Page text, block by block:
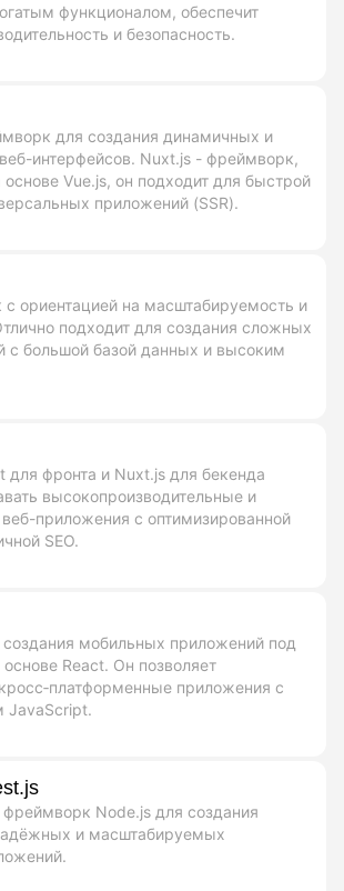
функционалом, обеспечит
и безопасность.
для создания динамичных и
интерфейсов. Nuxt.js - фреймворк,
Vue.js, он подходит для быстрой
приложений (SSR).
ориентацией на масштабируемость и
подходит для создания сложных
с большой базой данных и высоким
для фронта и Nuxt.js для бекенда
высокопроизводительные и
приложения с оптимизированной
SEO.
мобильных приложений под
React. Он позволяет
приложения с
JavaScript.
Node.js для создания
и масштабируемых